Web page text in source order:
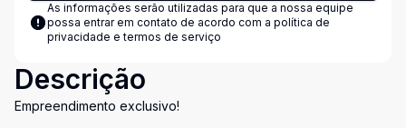
As informações serão utilizadas para que a nossa equipe
possa entrar em contato de acordo com a política de
privacidade e termos de serviço
Descrição
Empreendimento exclusivo!